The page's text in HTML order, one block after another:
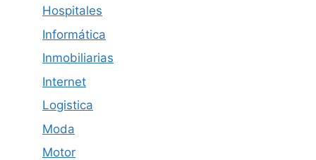
Hospitales
Informática
Inmobiliarias
Internet
Logistica
Moda
Motor